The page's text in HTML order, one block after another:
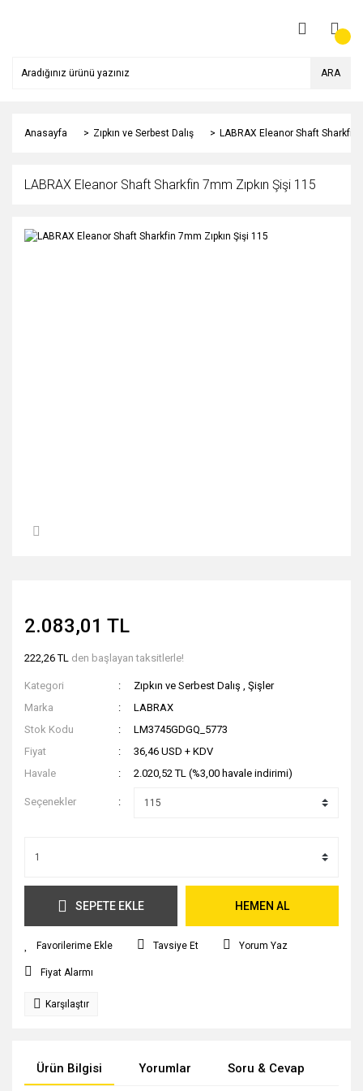
ARA
Anasayfa Zıpkın ve Serbest Dalış LABRAX Eleanor Shaft Sharkfin
LABRAX Eleanor Shaft Sharkfin 7mm Zıpkın Şişi 115
2.083,01 TL
222,26 TL den başlayan taksitlerle!
Kategori Zıpkın ve Serbest Dalış ,Şişler
Marka
LABRAX
Stok Kodu
LM3745GDGQ_5773
Fiyat
36,46 USD + KDV
Havale
2.020,52 TL (%3,00 havale indirimi)
Seçenekler
SEPETE EKLE HEMEN AL
Tavsiye Et Yorum Yaz
Fiyat Alarmı
Karşılaştır
Ürün Bilgisi Yorumlar Soru & Cevap